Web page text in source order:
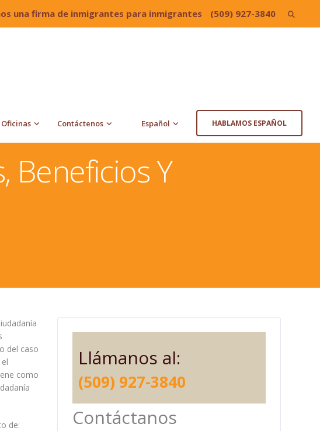
una firma de inmigrantes para inmigrantes (509) 927-3840 Search
Oficinas Contáctenos Español HABLAMOS ESPAÑOL
Beneficios Y
del caso
como
de:
Llámanos al:
(509) 927-3840
Contáctanos